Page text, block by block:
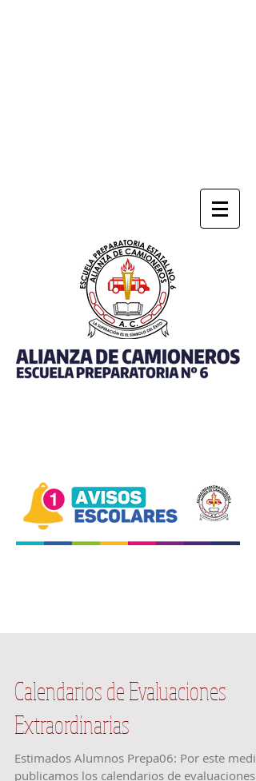
Calendarios de Evaluaciones
Extraordinarias
Estimados Alumnos Prepa06: Por este medio
publicamos los calendarios de evaluaciones